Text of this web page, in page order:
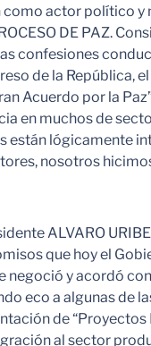
actor político
DE PAZ.
confesiones
de la República,
Acuerdo por la
en muchos de
lógicamente
nosotros
ALVARO
que hoy el
y acordó
eco a algunas de
de
al sector